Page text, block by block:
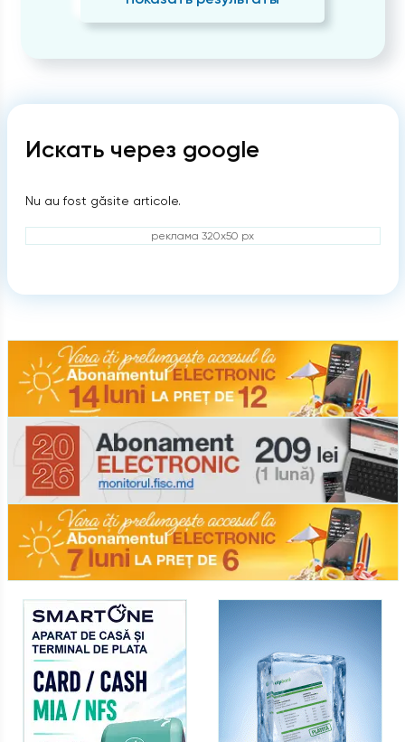
Искать через google
Nu au fost găsite articole.
реклама 320x50 px